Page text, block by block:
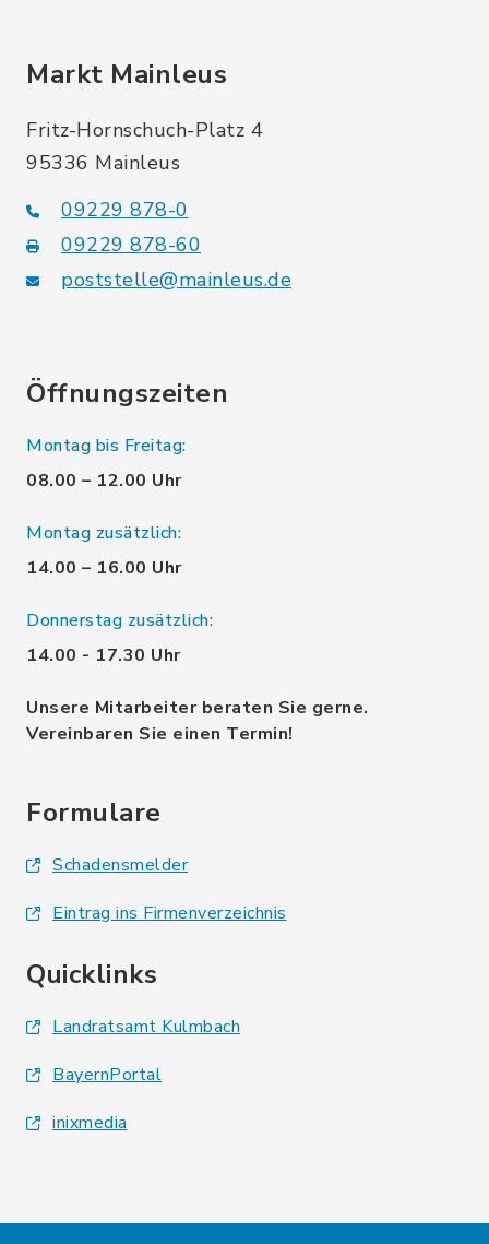
Markt Mainleus
Fritz-Hornschuch-Platz 4
95336 Mainleus
09229 878-0
09229 878-60
poststelle@mainleus.de
Öffnungszeiten
Montag bis Freitag:
08.00 – 12.00 Uhr
Montag zusätzlich:
14.00 – 16.00 Uhr
Donnerstag zusätzlich:
14.00 - 17.30 Uhr
Unsere Mitarbeiter beraten Sie gerne.
Vereinbaren Sie einen Termin!
Formulare
Schadensmelder
Eintrag ins Firmenverzeichnis
Quicklinks
Landratsamt Kulmbach
BayernPortal
inixmedia